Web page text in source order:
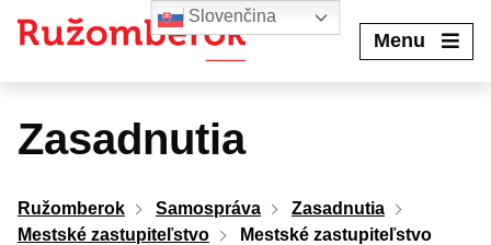
Menu
Zasadnutia
Ružomberok Samospráva
Zasadnutia
Mestské zastupiteľstvo
Mestské zastupiteľstvo
Slovenčina